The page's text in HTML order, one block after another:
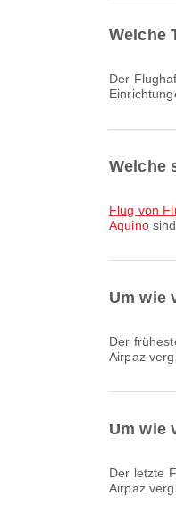
Welche
Der Flughafen bietet Autovermietung, Wartebereich, Rollstuhl sowie viele weitere Annehmlichkeiten für ein besseres Reiseerlebnis. Detaillierte Informationen zu
Welche
Flug von
Aquinosind
Um wie
Der früheste Flug von Flughafen Daniel Z. Romualdez mit PAL Express startet um 06:25. Sie können diesen Flugplan einsehen und andere verfügbare Flugoptionen auf
Airpaz
Um wie
Der letzte Flug von Flughafen Daniel Z. Romualdez mit PAL Express startet um 18:55. Sie können diesen Flugplan einsehen und andere verfügbare Flugoptionen auf
Airpaz